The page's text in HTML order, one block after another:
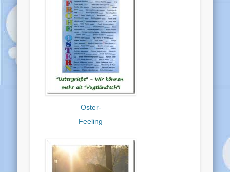
Oster-
Feeling